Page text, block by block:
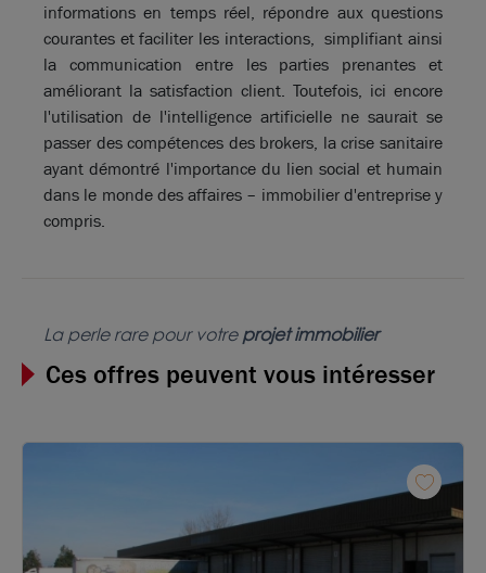
informations en temps réel, répondre aux questions
courantes et faciliter les interactions, simplifiant ainsi
la communication entre les parties prenantes et
améliorant la satisfaction client. Toutefois, ici encore
l'utilisation de l'intelligence artificielle ne saurait se
passer des compétences des brokers, la crise sanitaire
ayant démontré l'importance du lien social et humain
dans le monde des affaires – immobilier d'entreprise y
compris.
La perle rare pour votreprojet immobilier
Ces offres peuvent vous intéresser